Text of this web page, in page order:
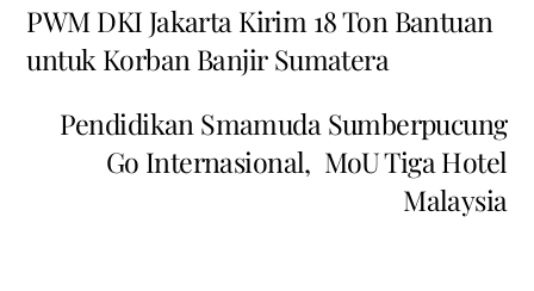
PWM DKI Jakarta Kirim 18 Ton Bantuan
untuk Korban Banjir Sumatera
Pendidikan Smamuda Sumberpucung
Go Internasional, MoU Tiga Hotel
Malaysia